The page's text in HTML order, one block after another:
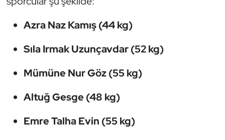
Azra Naz Kamış (44 kg)
Sıla Irmak Uzunçavdar (52 kg)
Mümüne Nur Göz (55 kg)
Altuğ Gesge (48 kg)
Emre Talha Evin (55 kg)
Paralimpik